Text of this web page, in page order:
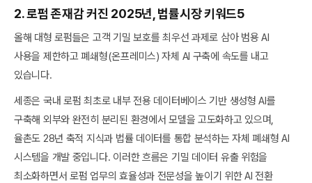
2. 로펌 존재감 커진 2025년, 법률시장 키워드5
올해 대형 로펌들은 고객 기밀 보호를 최우선 과제로 삼아 범용 AI
사용을 제한하고 폐쇄형(온프레미스) 자체 AI 구축에 속도를 내고
있습니다.
세종은 국내 로펌 최초로 내부 전용 데이터베이스 기반 생성형 AI를
구축해 외부와 완전히 분리된 환경에서 모델을 고도화하고 있으며,
율촌도 28년 축적 지식과 법률 데이터를 통합 분석하는 자체 폐쇄형 AI
시스템을 개발 중입니다. 이러한 흐름은 기밀 데이터 유출 위험을
최소화하면서 로펌 업무의 효율성과 전문성을 높이기 위한 AI 전환